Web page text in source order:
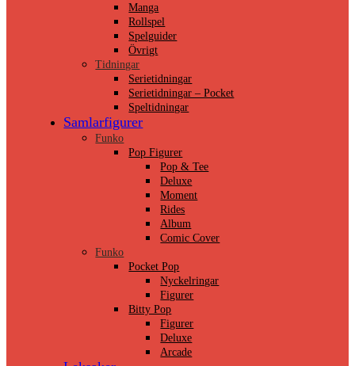
Manga
Rollspel
Spelguider
Övrigt
Tidningar
Serietidningar
Serietidningar – Pocket
Speltidningar
Samlarfigurer
Funko
Pop Figurer
Pop & Tee
Deluxe
Moment
Rides
Album
Comic Cover
Funko
Pocket Pop
Nyckelringar
Figurer
Bitty Pop
Figurer
Deluxe
Arcade